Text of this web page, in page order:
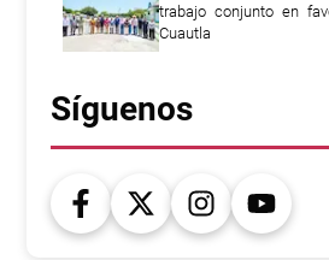
trabajo conjunto en
Cuautla
Síguenos